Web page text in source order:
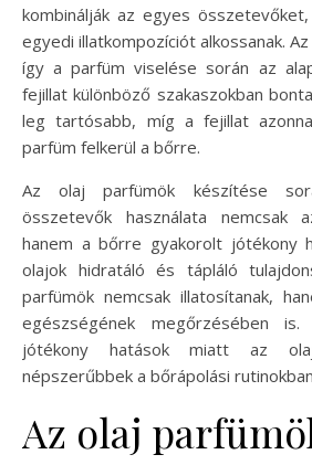
kombinálják az egyes
egyedi illatkompozíciót alkossanak.
így a parfüm viselése során az
fejillat különböző szakaszokban
leg tartósabb, míg a fejillat
parfüm felkerül a bőrre.
Az olaj parfümök készítése
összetevők használata nemcsak
hanem a bőrre gyakorolt jótékony
olajok hidratáló és tápláló
parfümök nemcsak illatosítanak,
egészségének megőrzésében
jótékony hatások miatt az
népszerűbbek a bőrápolási
Az olaj